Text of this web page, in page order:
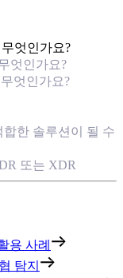
무엇인가요?
엇인가요?
무엇인가요?
합한 솔루션이 될 수
또는 XDR
용 사례
탐지